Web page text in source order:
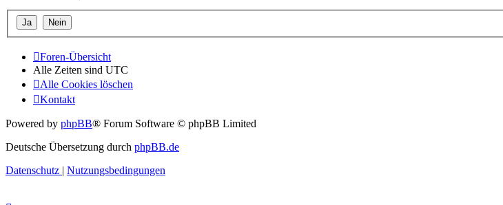
Foren-Übersicht
Alle Zeiten sind UTC
Alle Cookies löschen
Kontakt
Powered by phpBB® Forum Software © phpBB Limited
Deutsche Übersetzung durch phpBB.de
Datenschutz | Nutzungsbedingungen